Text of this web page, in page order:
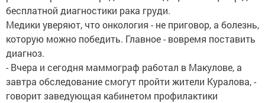
бесплатной диагностики рака груди.
Медики уверяют, что онкология - не приговор, а болезнь,
которую можно победить. Главное - вовремя поставить
диагноз.
- Вчера и сегодня маммограф работал в Макулове, а
завтра обследование смогут пройти жители Куралова, -
говорит заведующая кабинетом профилактики